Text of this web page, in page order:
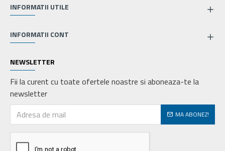
INFORMATII UTILE
INFORMATII CONT
NEWSLETTER
Fii la curent cu toate ofertele noastre si aboneaza-te la
newsletter
MA ABONEZ!